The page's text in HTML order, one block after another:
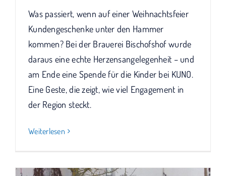
Was passiert, wenn auf einer Weihnachtsfeier
Kundengeschenke unter den Hammer
kommen? Bei der Brauerei Bischofshof wurde
daraus eine echte Herzensangelegenheit – und
am Ende eine Spende für die Kinder bei KUNO.
Eine Geste, die zeigt, wie viel Engagement in
der Region steckt.
Weiterlesen